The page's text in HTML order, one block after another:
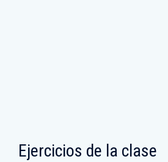
Ejercicios de la clase